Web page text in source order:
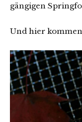
gängigen
Und hier